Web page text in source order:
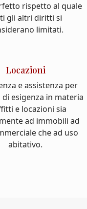
rispetto al quale
gli altri diritti si
limitati.
Locazioni
e assistenza per
esigenza in materia
e locazioni sia
ad immobili ad
che ad uso
abitativo.